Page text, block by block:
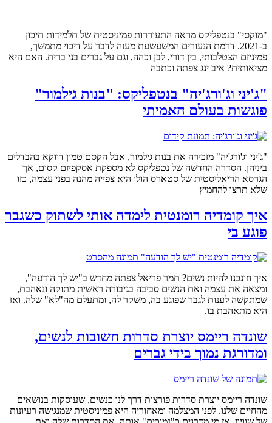
"מוקסי" בנטפליקס מראה התעוררות פמיניסטית של תלמידות תיכון
ב-2021. דרמת הנעורים המשעשעת מעזה לדבר על דיכוי מתמשך,
פמיניזם הצטלבותי, בין דורי, לבן וכהה, וגם על גברים בני ברית. האם היא
מציאותית? איב ינג צפתה וכתבה
"ג'יני וג'ורג'יה" בנטפליקס: "בנות גילמור"
פוגשות בעולם האמיתי
"ג'יני וג'ורג'יה" מזכירה את בנות גילמור, אבל הקסם טמון דווקא בהבדלים
ביניהן. הסדרה החדשה של נטפליקס לא מספקת אסקפיזם קסום, אך
הגרסא הריאליסטית של סטארס הולו היא צפייה מהנה בפני עצמה, כזו
שלא תרצו להחמיץ
איך קומדיה רומנטית לימדה אותי לשתוק כשגבר
פוגע בי
איך חונכנו להיות נשים? תמר פריאל צפתה מחדש ב"יש לך הודעה",
ומצאה את עצמה ואת הנשים סביבה בגיבורה ראשית מתוקה ונאהבת,
שמתקשה לענות לגבר שפוגע בה, משקר לה, ומתעלם מה"לא" שלה. ואז
היא מתאהבת בו.
שונדה ריימס יוצרת סדרות חשובות לנשים,
ומדורגת נמוך בידי גברים
שונדה ריימס יוצרת סדרות פורצות דרך לנו כנשים, שעוסקות בנושאים
מהחיים שלנו. לפני המצלמה ומאחוריה היא פמיניסטית שמנגישה רעיונות